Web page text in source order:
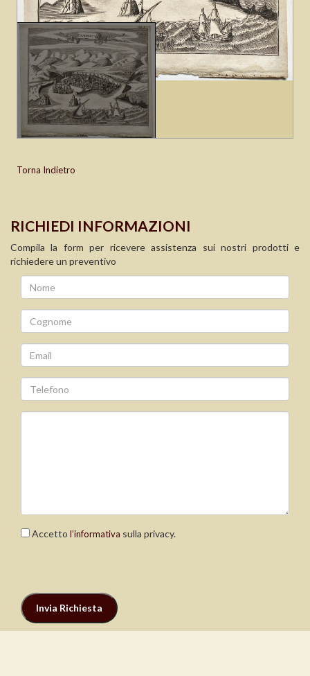
Torna Indietro
RICHIEDI INFORMAZIONI
Compila la form per ricevere assistenza sui nostri prodotti e
richiedere un preventivo
Accetto l’informativa sulla privacy.